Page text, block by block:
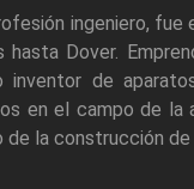
ingeniero, fue
hasta Dover.
inventor de
en el campo de la
de la construcción